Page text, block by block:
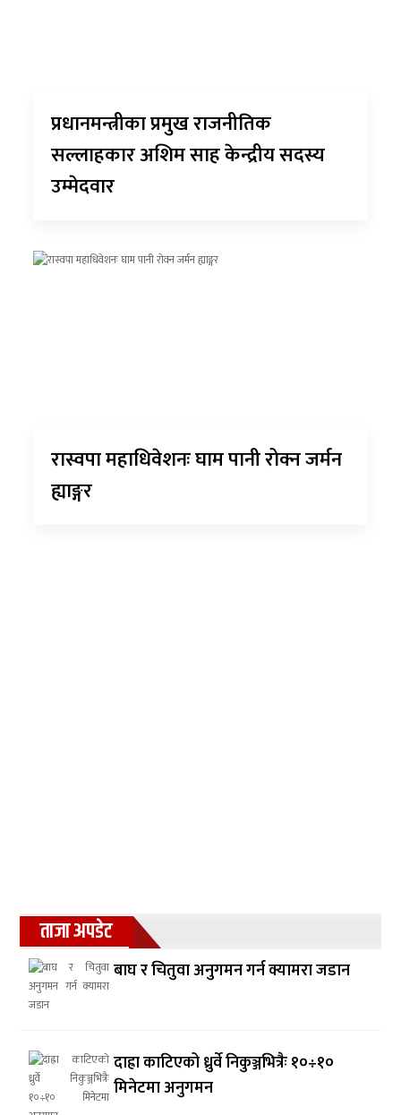
प्रधानमन्त्रीका प्रमुख राजनीतिक
सल्लाहकार अशिम साह केन्द्रीय सदस्य
उम्मेदवार
रास्वपा महाधिवेशनः घाम पानी रोक्न जर्मन
ह्याङ्गर
ताजा अपडेट
बाघ र चितुवा अनुगमन गर्न क्यामरा जडान
दाह्रा काटिएको ध्रुर्वे निकुञ्जभित्रैः १०÷१०
मिनेटमा अनुगमन